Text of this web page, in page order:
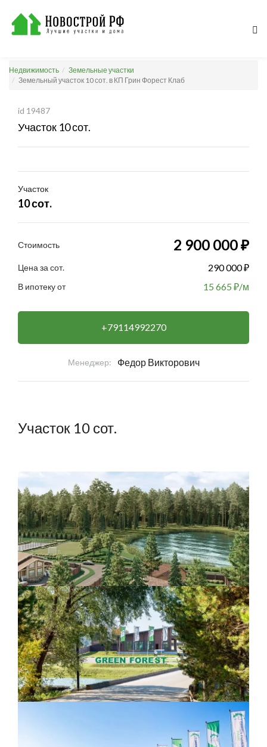
Недвижимость
Земельные участки
Земельный участок 10 сот. в КП Грин Форест Клаб
Участок 10 сот.
id 19487
Участок 10 сот.
Участок
10 сот.
Стоимость 2 900 000 ₽
Цена за сот. 290 000 ₽
В ипотеку от 15 665 ₽/м
+79114992270
Менеджер: Федор Викторович